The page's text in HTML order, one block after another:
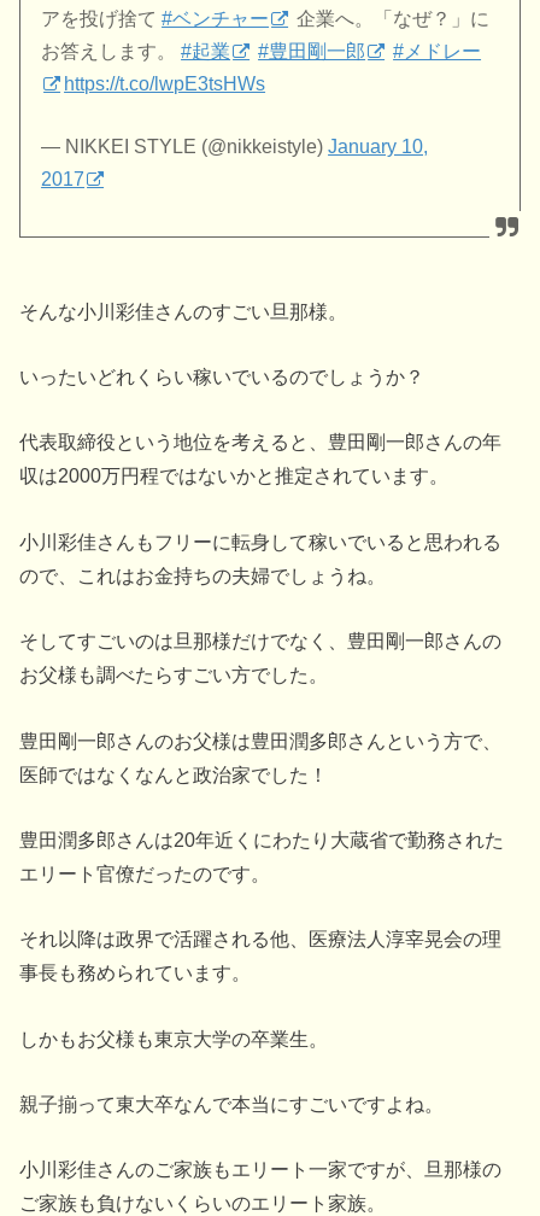
アを投げ捨て#ベンチャー
企業へ。「なぜ？」に
お答えします。#起業 #豊田剛一郎
#メドレー
https://t.co/lwpE3tsHWs
— NIKKEI STYLE (@nikkeistyle)January 10,
2017
そんな小川彩佳さんのすごい旦那様。
いったいどれくらい稼いでいるのでしょうか？
代表取締役という地位を考えると、豊田剛一郎さんの年
収は2000万円程ではないかと推定されています。
小川彩佳さんもフリーに転身して稼いでいると思われる
ので、これはお金持ちの夫婦でしょうね。
そしてすごいのは旦那様だけでなく、豊田剛一郎さんの
お父様も調べたらすごい方でした。
豊田剛一郎さんのお父様は豊田潤多郎さんという方で、
医師ではなくなんと政治家でした！
豊田潤多郎さんは20年近くにわたり大蔵省で勤務された
エリート官僚だったのです。
それ以降は政界で活躍される他、医療法人淳宰晃会の理
事長も務められています。
しかもお父様も東京大学の卒業生。
親子揃って東大卒なんで本当にすごいですよね。
小川彩佳さんのご家族もエリート一家ですが、旦那様の
ご家族も負けないくらいのエリート家族。